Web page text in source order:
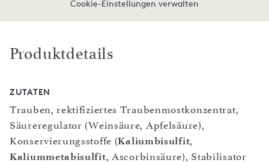
Cookie-Einstellungen verwalten
Produktdetails
ZUTATEN
Trauben, rektifiziertes Traubenmostkonzentrat,
Säureregulator (Weinsäure, Apfelsäure),
Konservierungsstoffe (Kaliumbisulfit,
Kaliummetabisulfit, Ascorbinsäure), Stabilisator